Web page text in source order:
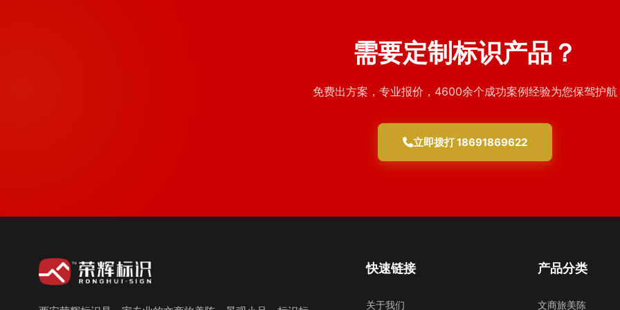
需要定制标识产品？
免费出方案，专业报价，4600余个成功案例经验为您保驾护航
立即拨打 18691869622
快速链接
关于我们
产品分类
文商旅美陈